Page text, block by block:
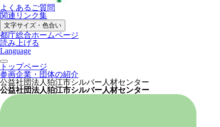
よくあるご質問
関連リンク集
文字サイズ・色合い
都庁総合ホームページ
読み上げる
Language
トップページ
参画企業・団体の紹介
公益社団法人狛江市シルバー人材センター
公益社団法人狛江市シルバー人材センター